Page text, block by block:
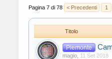
Pagina 7 di 78 < Precedenti 1
Titolo
Piemonte
magio 11 Set 2018